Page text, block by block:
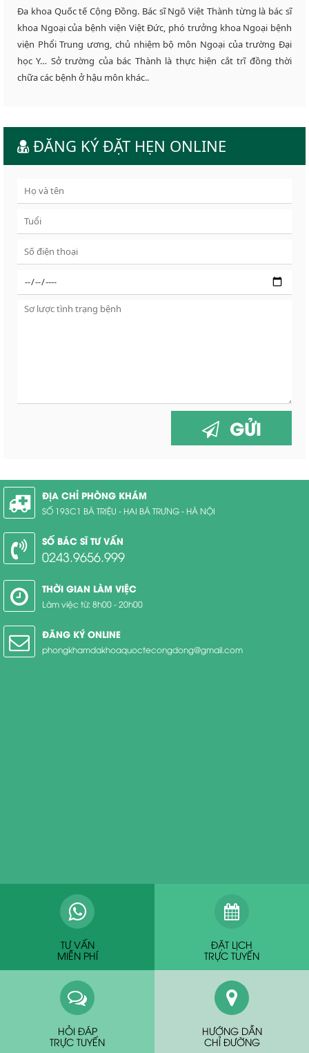
Đa khoa Quốc tế Cộng Đồng. Bác sĩ Ngô Việt Thành từng là bác sĩ
khoa Ngoại của bệnh viện Việt Đức, phó trưởng khoa Ngoại bệnh
viện Phổi Trung ương, chủ nhiệm bộ môn Ngoại của trường Đại
học Y… Sở trường của bác Thành là thực hiện cắt trĩ đồng thời
chữa các bệnh ở hậu môn khác..
ĐĂNG KÝ ĐẶT HẸN ONLINE
GỬI
ĐỊA CHỈ PHÒNG KHÁM
SỐ 193C1 BÀ TRIỆU - HAI BÀ TRƯNG - HÀ NỘI
SỐ BÁC SĨ TƯ VẤN
0243.9656.999
THỜI GIAN LÀM VIỆC
Làm việc từ: 8h00 - 20h00
ĐĂNG KÝ ONLINE
phongkhamdakhoaquoctecongdong@gmail.com
TƯ VẤN
MIỄN PHÍ
ĐẶT LỊCH
TRỰC TUYẾN
HỎI ĐÁP
TRỰC TUYẾN
HƯỚNG DẪN
CHỈ ĐƯỜNG